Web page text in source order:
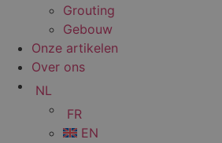
Grouting
Gebouw
Onze artikelen
Over ons
NL
FR
EN